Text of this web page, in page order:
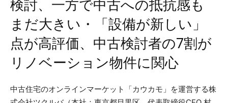
検討、一方で中古への抵抗感も
まだ大きい・「設備が新しい」
点が高評価、中古検討者の7割が
リノベーション物件に関心
中古住宅のオンラインマーケット「カウカモ」を運営する株